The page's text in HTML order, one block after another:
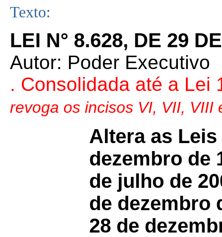
Texto:
LEI N° 8.628, DE 29
Autor: Poder Executivo
. Consolidada até a Lei
revoga os incisos VI, VII, VIII
Altera as Leis
dezembro de
de julho de
de dezembro
28 de